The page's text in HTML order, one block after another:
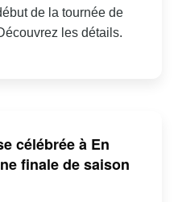
de la tournée de
les détails.
célébrée à En
finale de saison